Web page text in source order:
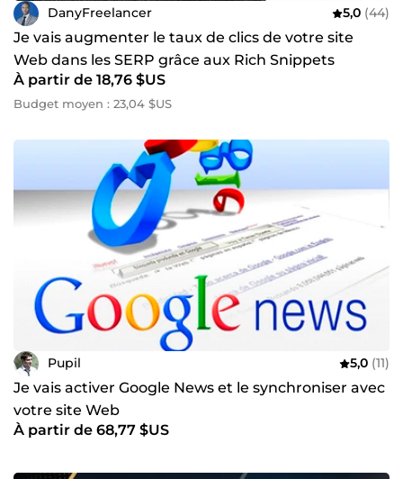
DanyFreelancer 5,0 (44)
Je vais augmenter le taux de clics de votre site
Web dans les SERP grâce aux Rich Snippets
À partir de 18,76 $US
Budget moyen : 23,04 $US
Pupil 5,0 (11)
Je vais activer Google News et le synchroniser avec
votre site Web
À partir de 68,77 $US